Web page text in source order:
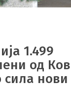
1.499
од
сила